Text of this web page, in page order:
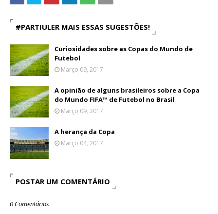
#PARTIULER MAIS ESSAS SUGESTÕES!
Curiosidades sobre as Copas do Mundo de
Futebol
Março 09, 2017
A opinião de alguns brasileiros sobre a Copa
do Mundo FIFA™ de Futebol no Brasil
Março 09, 2017
A herança da Copa
Março 04, 2017
POSTAR UM COMENTÁRIO
0 Comentários